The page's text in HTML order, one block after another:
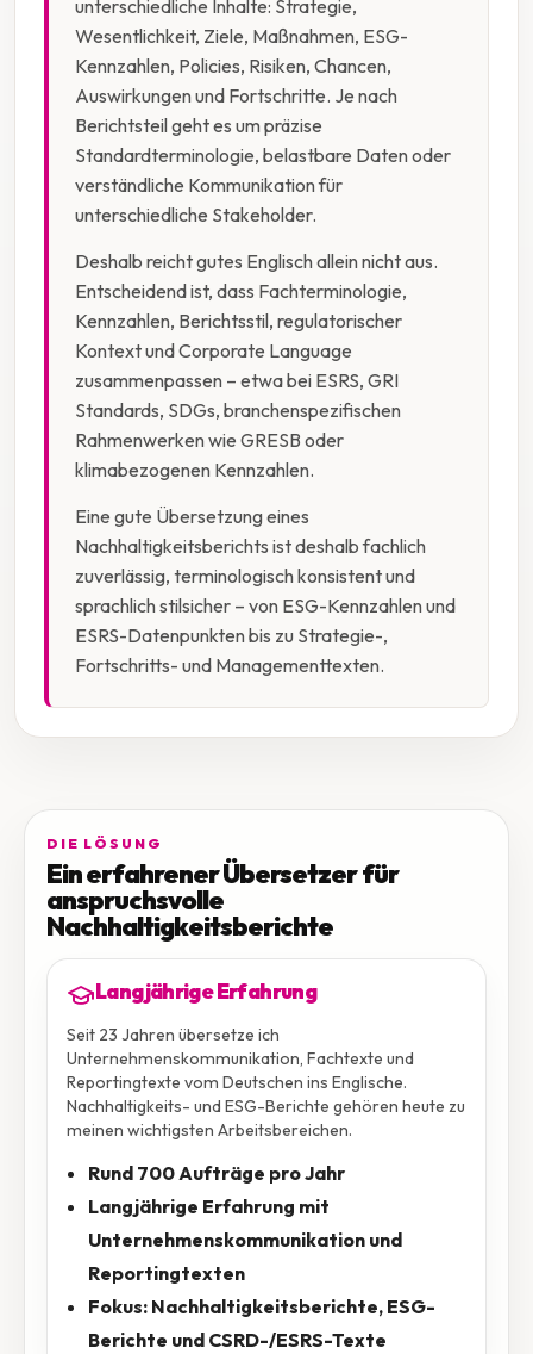
unterschiedliche Inhalte: Strategie,
Wesentlichkeit, Ziele, Maßnahmen, ESG-
Kennzahlen, Policies, Risiken, Chancen,
Auswirkungen und Fortschritte. Je nach
Berichtsteil geht es um präzise
Standardterminologie, belastbare Daten oder
verständliche Kommunikation für
unterschiedliche Stakeholder.
Deshalb reicht gutes Englisch allein nicht aus.
Entscheidend ist, dass Fachterminologie,
Kennzahlen, Berichtsstil, regulatorischer
Kontext und Corporate Language
zusammenpassen – etwa bei ESRS, GRI
Standards, SDGs, branchenspezifischen
Rahmenwerken wie GRESB oder
klimabezogenen Kennzahlen.
Eine gute Übersetzung eines
Nachhaltigkeitsberichts ist deshalb fachlich
zuverlässig, terminologisch konsistent und
sprachlich stilsicher – von ESG-Kennzahlen und
ESRS-Datenpunkten bis zu Strategie-,
Fortschritts- und Managementtexten.
DIE LÖSUNG
Ein erfahrener Übersetzer für
anspruchsvolle
Nachhaltigkeitsberichte
Langjährige Erfahrung
Seit 23 Jahren übersetze ich
Unternehmenskommunikation, Fachtexte und
Reportingtexte vom Deutschen ins Englische.
Nachhaltigkeits- und ESG-Berichte gehören heute zu
meinen wichtigsten Arbeitsbereichen.
Rund 700 Aufträge pro Jahr
Langjährige Erfahrung mit
Unternehmenskommunikation und
Reportingtexten
Fokus: Nachhaltigkeitsberichte, ESG-
Berichte und CSRD-/ESRS-Texte